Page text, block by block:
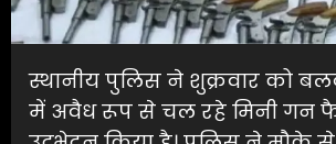
स्थानीय पुलिस ने शुक्रवार को
में अवैध रूप से चल रहे मिनी गन